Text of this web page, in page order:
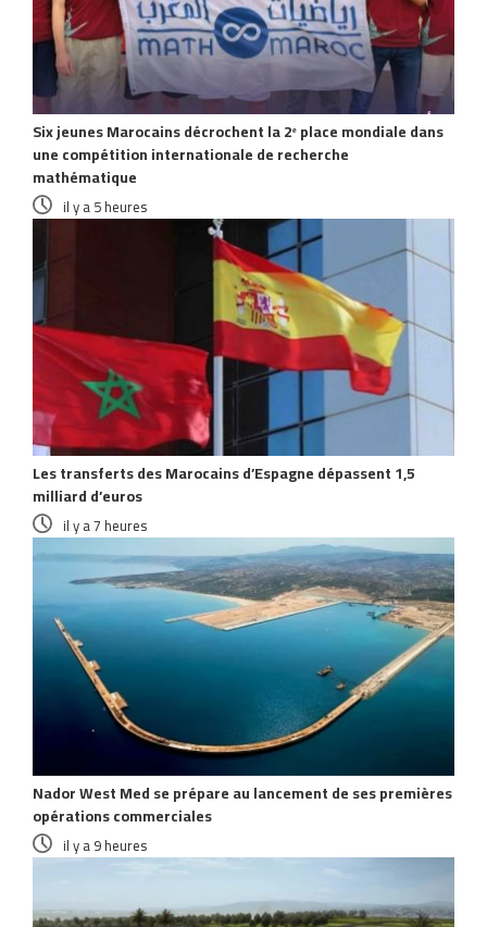
Six jeunes Marocains décrochent la 2ᵉ place mondiale dans
une compétition internationale de recherche
mathématique
il y a 5 heures
Les transferts des Marocains d’Espagne dépassent 1,5
milliard d’euros
il y a 7 heures
Nador West Med se prépare au lancement de ses premières
opérations commerciales
il y a 9 heures